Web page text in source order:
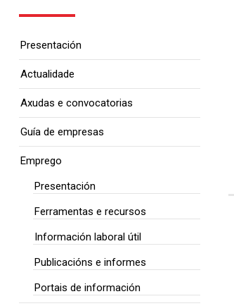
Presentación
Actualidade
Axudas e convocatorias
Guía de empresas
Emprego
Presentación
Ferramentas e recursos
Información laboral útil
Publicacións e informes
Portais de información